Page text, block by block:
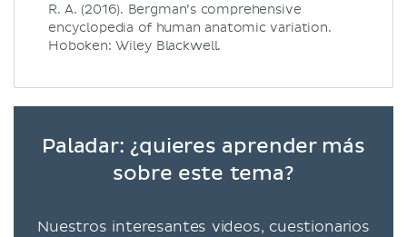
R. A. (2016). Bergman’s comprehensive
encyclopedia of human anatomic variation.
Hoboken: Wiley Blackwell.
Paladar: ¿quieres aprender más
sobre este tema?
Nuestros interesantes videos, cuestionarios